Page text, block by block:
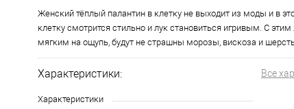
Женский тёплый палантин в клетку не выходит из моды и в
клетку смотрится стильно и лук становиться игривым. С
мягким на ощупь, будут не страшны морозы, вискоза и
Характеристики: Все
Характеристики